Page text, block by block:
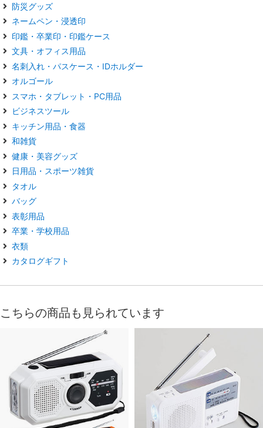
防災グッズ
ネームペン・浸透印
印鑑・卒業印・印鑑ケース
文具・オフィス用品
名刺入れ・パスケース・IDホルダー
オルゴール
スマホ・タブレット・PC用品
ビジネスツール
キッチン用品・食器
和雑貨
健康・美容グッズ
日用品・スポーツ雑貨
タオル
バッグ
表彰用品
卒業・学校用品
衣類
カタログギフト
こちらの商品も見られています